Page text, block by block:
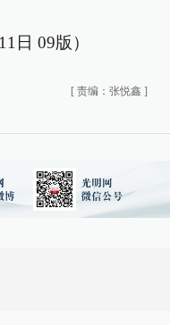
日 09版）
[ 责编：张悦鑫 ]